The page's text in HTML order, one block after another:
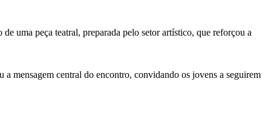
uma peça teatral, preparada pelo setor artístico, que reforçou a
mensagem central do encontro, convidando os jovens a seguirem